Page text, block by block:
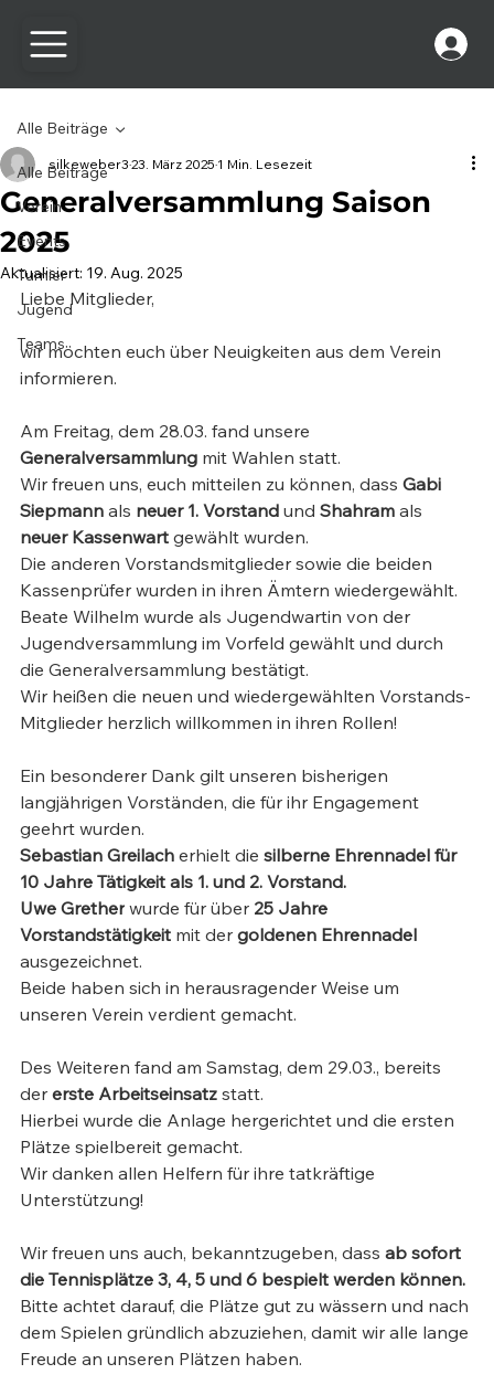
Alle Beiträge
Verein
Events
Turnier
Jugend
Teams
Alle Beiträge
Generalversammlung Saison
2025
silkeweber3 23. März 2025 1 Min. Lesezeit
Aktualisiert: 19. Aug. 2025
Liebe Mitglieder,
wir möchten euch über Neuigkeiten aus dem Verein
informieren.
Am Freitag, dem 28.03. fand unsere
Generalversammlung mit Wahlen statt.
Wir freuen uns, euch mitteilen zu können, dass Gabi
Siepmann als neuer 1. Vorstand und Shahram als
neuer Kassenwart gewählt wurden.
Die anderen Vorstandsmitglieder sowie die beiden
Kassenprüfer wurden in ihren Ämtern wiedergewählt.
Beate Wilhelm wurde als Jugendwartin von der
Jugendversammlung im Vorfeld gewählt und durch
die Generalversammlung bestätigt.
Wir heißen die neuen und wiedergewählten Vorstands-
Mitglieder herzlich willkommen in ihren Rollen!
Ein besonderer Dank gilt unseren bisherigen
langjährigen Vorständen, die für ihr Engagement
geehrt wurden.
Sebastian Greilach erhielt die silberne Ehrennadel für
10 Jahre Tätigkeit als 1. und 2. Vorstand.
Uwe Grether wurde für über 25 Jahre
Vorstandstätigkeit mit der goldenen Ehrennadel
ausgezeichnet.
Beide haben sich in herausragender Weise um
unseren Verein verdient gemacht.
Des Weiteren fand am Samstag, dem 29.03., bereits
der erste Arbeitseinsatz statt.
Hierbei wurde die Anlage hergerichtet und die ersten
Plätze spielbereit gemacht.
Wir danken allen Helfern für ihre tatkräftige
Unterstützung!
Wir freuen uns auch, bekanntzugeben, dass ab sofort
die Tennisplätze 3, 4, 5 und 6 bespielt werden können.
Bitte achtet darauf, die Plätze gut zu wässern und nach
dem Spielen gründlich abzuziehen, damit wir alle lange
Freude an unseren Plätzen haben.